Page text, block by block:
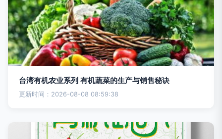
台湾有机农业系列 有机蔬菜的生产与销售秘诀
更新时间：2026-08-08 08:59:38